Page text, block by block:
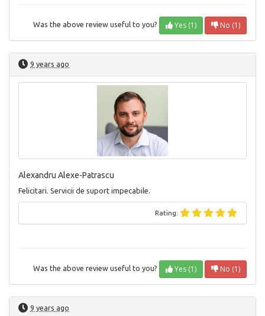
Was the above review useful to you? Yes (1) No (1)
9 years ago
Alexandru Alexe-Patrascu
Felicitari. Servicii de suport impecabile.
Rating:
Was the above review useful to you? Yes (1) No (1)
9 years ago